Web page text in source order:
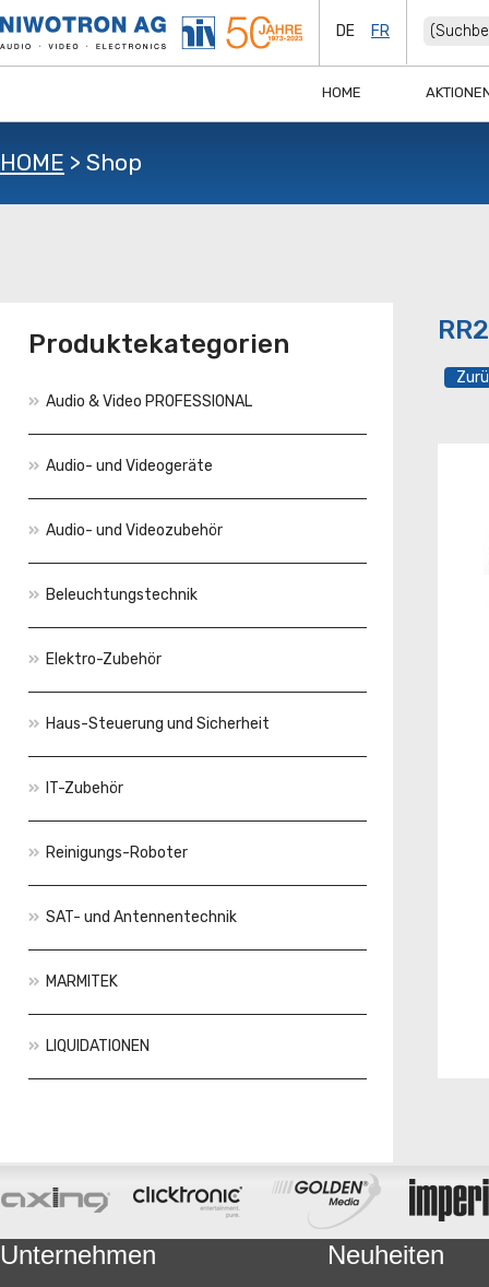
DE FR
HOME
HOME > Shop
Produktekategorien
Audio & Video PROFESSIONAL
Audio- und Videogeräte
Audio- und Videozubehör
Beleuchtungstechnik
Elektro-Zubehör
Haus-Steuerung und Sicherheit
IT-Zubehör
Reinigungs-Roboter
SAT- und Antennentechnik
MARMITEK
LIQUIDATIONEN
Unternehmen Neuheiten